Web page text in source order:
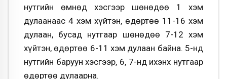
нутгийн өмнөд хэсгээр шөнөдөө 1 хэм
дулаанаас 4 хэм хүйтэн, өдөртөө 11-16 хэм
дулаан, бусад нутгаар шөнөдөө 7-12 хэм
хүйтэн, өдөртөө 6-11 хэм дулаан байна. 5-нд
нутгийн баруун хэсгээр, 6, 7-нд ихэнх нутгаар
өдөртөө дулаарна.